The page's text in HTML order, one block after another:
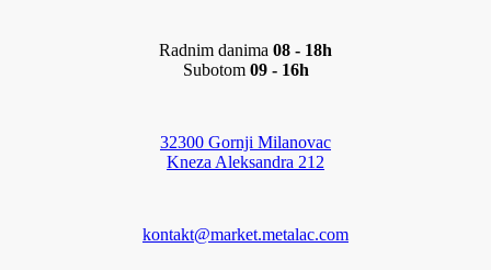
Radnim danima 08 - 18h
Subotom 09 - 16h
32300 Gornji Milanovac
Kneza Aleksandra 212
kontakt@market.metalac.com